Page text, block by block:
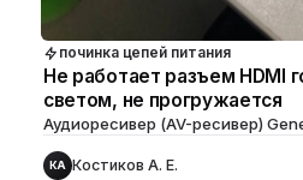
починка цепей питания
Не работает разъем HDMI
светом, не прогружается
Аудиоресивер (AV-ресивер)
КА Костиков А. Е.